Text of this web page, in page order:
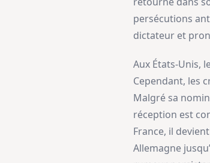
persécutions
dictateur et
Aux États-Unis,
Cependant, les
Malgré sa
réception est
France, il
Allemagne